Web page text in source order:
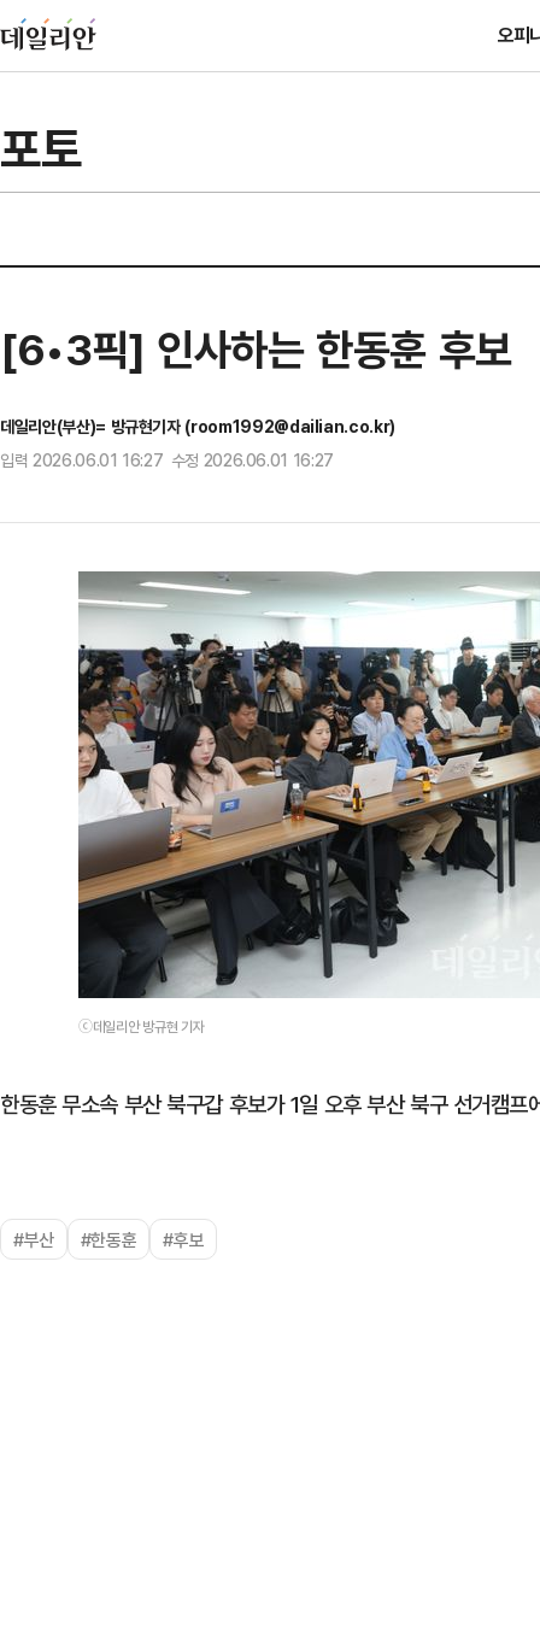
오피
포토
[6•3픽] 인사하는 한동훈 후보
데일리안(부산)= 방규현기자 (room1992@dailian.co.kr)
입력 2026.06.01 16:27 수정 2026.06.01 16:27
ⓒ데일리안 방규현 기자
한동훈 무소속 부산 북구갑 후보가 1일 오후 부산 북구 선거캠
#부산 #한동훈 #후보